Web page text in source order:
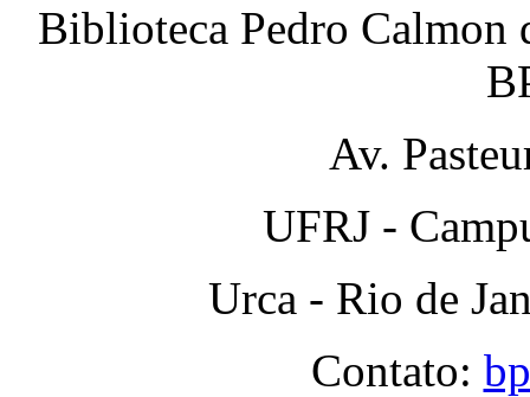
Biblioteca Pedro Calmon
Av.
UFRJ -
Urca - Rio de
Contato: